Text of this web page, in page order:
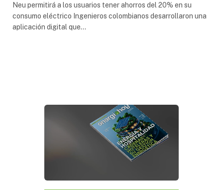
Neu permitirá a los usuarios tener ahorros del 20% en su
consumo eléctrico Ingenieros colombianos desarrollaron una
aplicación digital que…